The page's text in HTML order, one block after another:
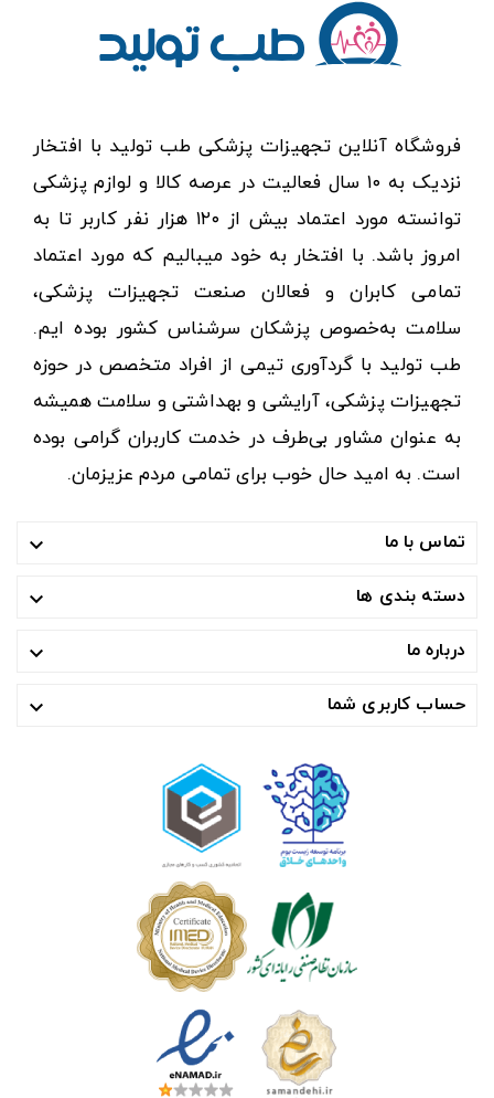
فروشگاه آنلاین تجهیزات پزشکی طب تولید با افتخار
نزدیک به ۱۰ سال فعالیت در عرصه کالا و لوازم پزشکی
توانسته مورد اعتماد بیش از ۱۲۰ هزار نفر کاربر تا به
امروز باشد. با افتخار به خود میبالیم که مورد اعتماد
تمامی کابران و فعالان صنعت تجهیزات پزشکی،
سلامت به‌خصوص پزشکان سرشناس کشور بوده ایم.
طب تولید با گردآوری تیمی از افراد متخصص در حوزه
تجهیزات پزشکی، آرایشی و بهداشتی و سلامت همیشه
به عنوان مشاور بی‌طرف در خدمت کاربران گرامی بوده
است. به امید حال خوب برای تمامی مردم عزیزمان.
تماس با ما 
دسته بندی ها 
درباره ما 
حساب کاربری شما 